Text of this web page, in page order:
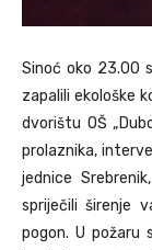
Sinoć oko 23.00
zapalili ekološke
dvorištu OŠ
prolaznika,
jednice
spriječili širenje
pogon. U požaru